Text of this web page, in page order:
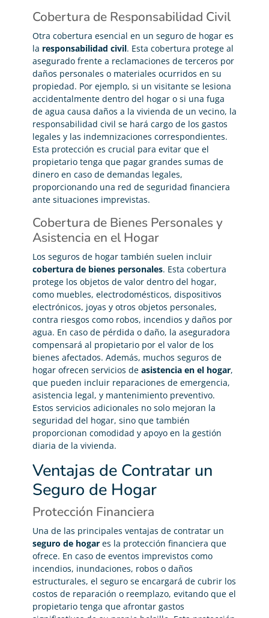
Cobertura de Responsabilidad Civil
Otra cobertura esencial en un seguro de hogar es
la responsabilidad civil. Esta cobertura protege al
asegurado frente a reclamaciones de terceros por
daños personales o materiales ocurridos en su
propiedad. Por ejemplo, si un visitante se lesiona
accidentalmente dentro del hogar o si una fuga
de agua causa daños a la vivienda de un vecino, la
responsabilidad civil se hará cargo de los gastos
legales y las indemnizaciones correspondientes.
Esta protección es crucial para evitar que el
propietario tenga que pagar grandes sumas de
dinero en caso de demandas legales,
proporcionando una red de seguridad financiera
ante situaciones imprevistas.
Cobertura de Bienes Personales y
Asistencia en el Hogar
Los seguros de hogar también suelen incluir
cobertura de bienes personales. Esta cobertura
protege los objetos de valor dentro del hogar,
como muebles, electrodomésticos, dispositivos
electrónicos, joyas y otros objetos personales,
contra riesgos como robos, incendios y daños por
agua. En caso de pérdida o daño, la aseguradora
compensará al propietario por el valor de los
bienes afectados. Además, muchos seguros de
hogar ofrecen servicios de asistencia en el hogar,
que pueden incluir reparaciones de emergencia,
asistencia legal, y mantenimiento preventivo.
Estos servicios adicionales no solo mejoran la
seguridad del hogar, sino que también
proporcionan comodidad y apoyo en la gestión
diaria de la vivienda.
Ventajas de Contratar un
Seguro de Hogar
Protección Financiera
Una de las principales ventajas de contratar un
seguro de hogar es la protección financiera que
ofrece. En caso de eventos imprevistos como
incendios, inundaciones, robos o daños
estructurales, el seguro se encargará de cubrir los
costos de reparación o reemplazo, evitando que el
propietario tenga que afrontar gastos